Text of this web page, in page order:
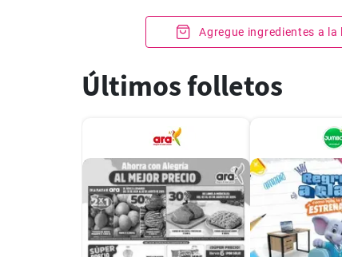
Agregue ingredientes a
Últimos folletos